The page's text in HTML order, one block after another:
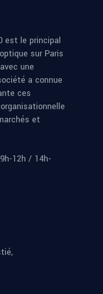
est le principal
sur Paris
une
a connue
ces
et
12h / 14h-